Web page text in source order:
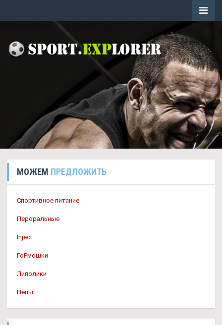
МОЖЕМ ПРЕДЛОЖИТЬ
Спортивное питание
Пероральные
Inject
ГоРмошки
Липолики
Пепы